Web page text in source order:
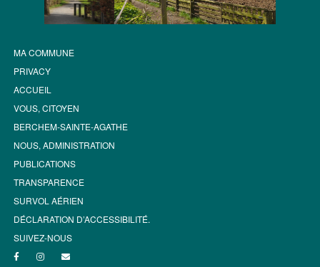
MA COMMUNE
PRIVACY
ACCUEIL
VOUS, CITOYEN
BERCHEM-SAINTE-AGATHE
NOUS, ADMINISTRATION
PUBLICATIONS
TRANSPARENCE
SURVOL AÉRIEN
DÉCLARATION D’ACCESSIBILITÉ.
SUIVEZ-NOUS